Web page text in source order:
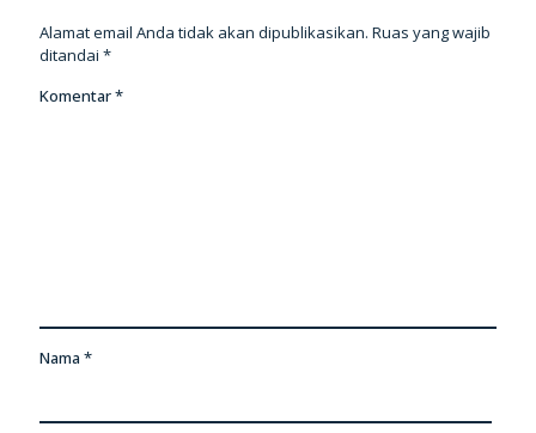
Alamat email Anda tidak akan dipublikasikan. Ruas yang wajib
ditandai *
Komentar*
Nama *